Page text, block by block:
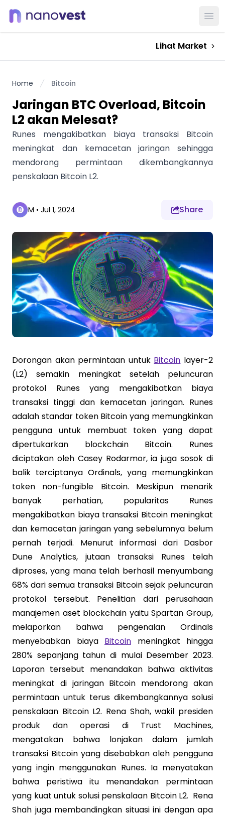
Lihat Market
Home Bitcoin
Jaringan BTC Overload, Bitcoin
L2 akan Melesat?
Runes mengakibatkan biaya transaksi Bitcoin
meningkat dan kemacetan jaringan sehingga
mendorong permintaan dikembangkannya
penskalaan Bitcoin L2.
M • Jul 1, 2024 Share
Dorongan akan permintaan untuk Bitcoin layer-2
(L2) semakin meningkat setelah peluncuran
protokol Runes yang mengakibatkan biaya
transaksi tinggi dan kemacetan jaringan. Runes
adalah standar token Bitcoin yang memungkinkan
pengguna untuk membuat token yang dapat
dipertukarkan blockchain Bitcoin. Runes
diciptakan oleh Casey Rodarmor, ia juga sosok di
balik terciptanya Ordinals, yang memungkinkan
token non-fungible Bitcoin. Meskipun menarik
banyak perhatian, popularitas Runes
mengakibatkan biaya transaksi Bitcoin meningkat
dan kemacetan jaringan yang sebelumnya belum
pernah terjadi. Menurut informasi dari Dasbor
Dune Analytics, jutaan transaksi Runes telah
diproses, yang mana telah berhasil menyumbang
68% dari semua transaksi Bitcoin sejak peluncuran
protokol tersebut. Penelitian dari perusahaan
manajemen aset blockchain yaitu Spartan Group,
melaporkan bahwa pengenalan Ordinals
menyebabkan biaya Bitcoin meningkat hingga
280% sepanjang tahun di mulai Desember 2023.
Laporan tersebut menandakan bahwa aktivitas
meningkat di jaringan Bitcoin mendorong akan
permintaan untuk terus dikembangkannya solusi
penskalaan Bitcoin L2. Rena Shah, wakil presiden
produk dan operasi di Trust Machines,
mengatakan bahwa lonjakan dalam jumlah
transaksi Bitcoin yang disebabkan oleh pengguna
yang ingin menggunakan Runes. Ia menyatakan
bahwa peristiwa itu menandakan permintaan
yang kuat untuk solusi penskalaan Bitcoin L2. Rena
Shah juga membandingkan situasi ini dengan apa